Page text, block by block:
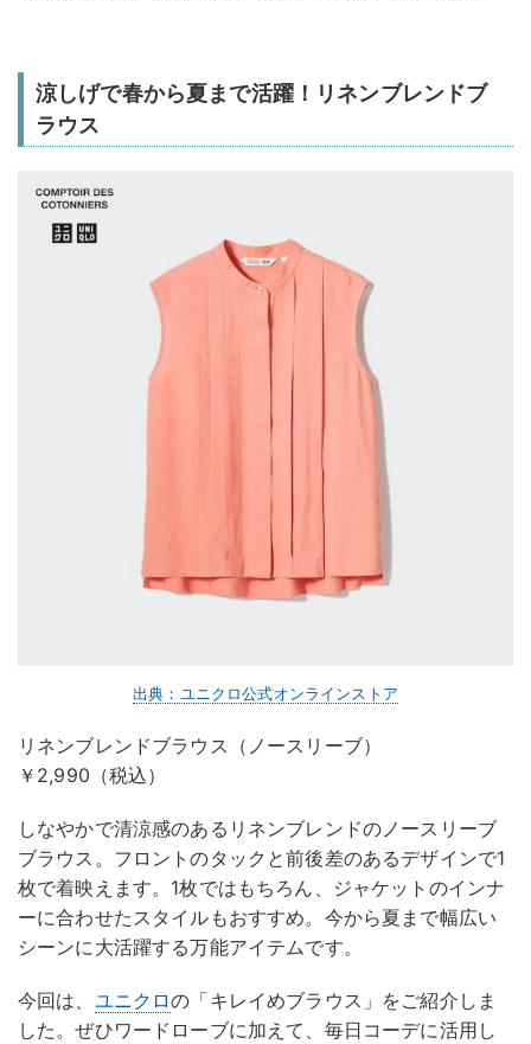
涼しげで春から夏まで活躍！リネンブレンドブ
ラウス
出典：ユニクロ公式オンラインストア
リネンブレンドブラウス（ノースリーブ）
￥2,990（税込）
しなやかで清涼感のあるリネンブレンドのノースリーブ
ブラウス。フロントのタックと前後差のあるデザインで1
枚で着映えます。1枚ではもちろん、ジャケットのインナ
ーに合わせたスタイルもおすすめ。今から夏まで幅広い
シーンに大活躍する万能アイテムです。
今回は、 ユニクロの「キレイめブラウス」をご紹介しま
した。ぜひワードローブに加えて、毎日コーデに活用し